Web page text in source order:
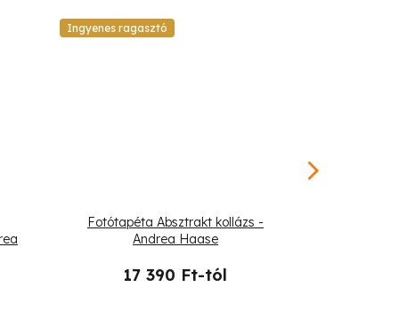
Ingyenes ragasztó
Fotótapéta Absztrakt kollázs -
Andrea Haase
17 390 Ft-tól